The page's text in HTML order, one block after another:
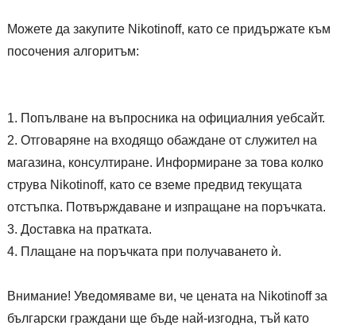
Можете да закупите Nikotinoff, като се придържате към
посочения алгоритъм:
Попълване на въпросника на официалния уебсайт.
Отговаряне на входящо обаждане от служител на
магазина, консултиране. Информиране за това колко
струва Nikotinoff, като се вземе предвид текущата
отстъпка. Потвърждаване и изпращане на поръчката.
Доставка на пратката.
Плащане на поръчката при получаването ѝ.
Внимание! Уведомяваме ви, че цената на Nikotinoff за
български граждани ще бъде най-изгодна, тъй като